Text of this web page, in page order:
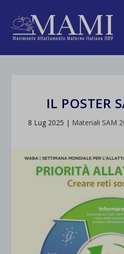
IL POSTER
8 Lug 2025 | Materiali SAM